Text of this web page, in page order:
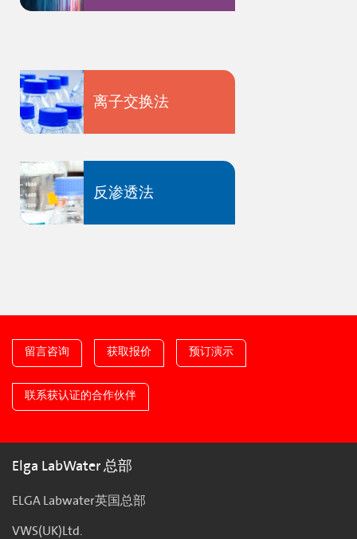
离子交换法
反渗透法
留言咨询 获取报价 预订演示
联系获认证的合作伙伴
Elga LabWater 总部
ELGA Labwater英国总部
VWS(UK)Ltd.